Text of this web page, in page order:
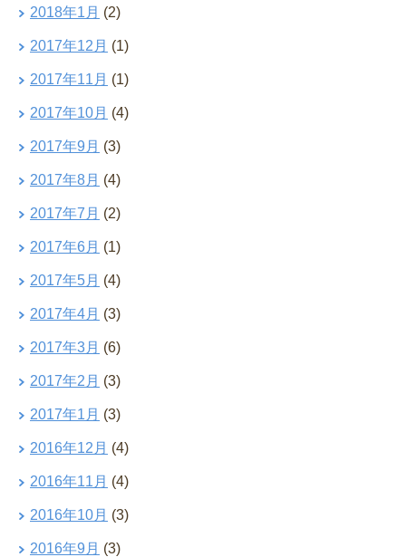
2018年1月 (2)
2017年12月 (1)
2017年11月 (1)
2017年10月 (4)
2017年9月 (3)
2017年8月 (4)
2017年7月 (2)
2017年6月 (1)
2017年5月 (4)
2017年4月 (3)
2017年3月 (6)
2017年2月 (3)
2017年1月 (3)
2016年12月 (4)
2016年11月 (4)
2016年10月 (3)
2016年9月 (3)